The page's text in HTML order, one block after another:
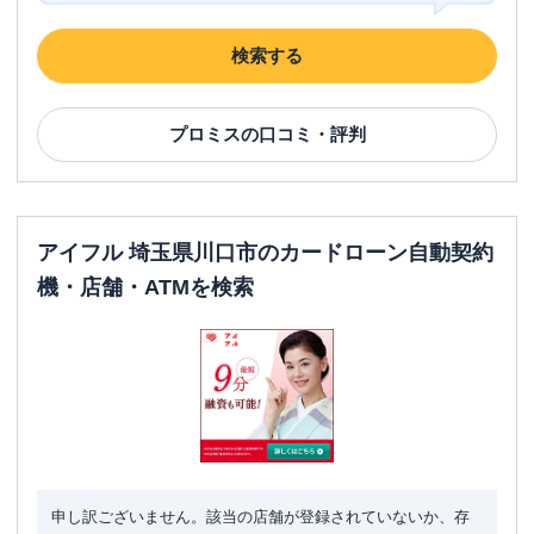
検索する
プロミスの口コミ・評判
アイフル 埼玉県川口市のカードローン自動契約
機・店舗・ATMを検索
申し訳ございません。該当の店舗が登録されていないか、存